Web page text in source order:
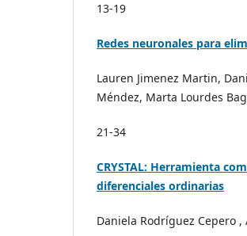
13-19
Redes neuronales para
Lauren Jimenez Martin,
Méndez, Marta Lourdes
21-34
CRYSTAL: Herramienta
diferenciales ordinarias
Daniela Rodríguez Cepero